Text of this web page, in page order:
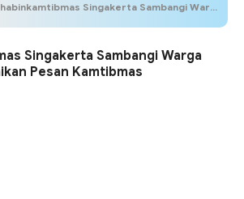
Singakerta Sambangi Warga Binaan, Sampaikan Pesan Kamtibmas
Singakerta Sambangi Warga
Pesan Kamtibmas